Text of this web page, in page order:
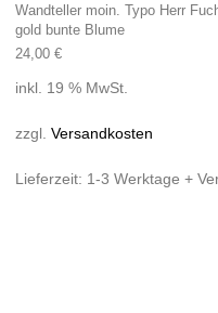
Wandteller moin. Typo Herr
gold bunte Blume
24,00 €
inkl. 19 % MwSt.
zzgl. Versandkosten
Lieferzeit: 1-3 Werktage +